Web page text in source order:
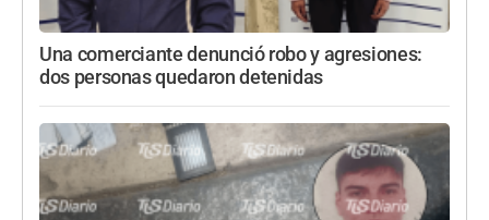
Una comerciante denunció robo y agresiones:
dos personas quedaron detenidas